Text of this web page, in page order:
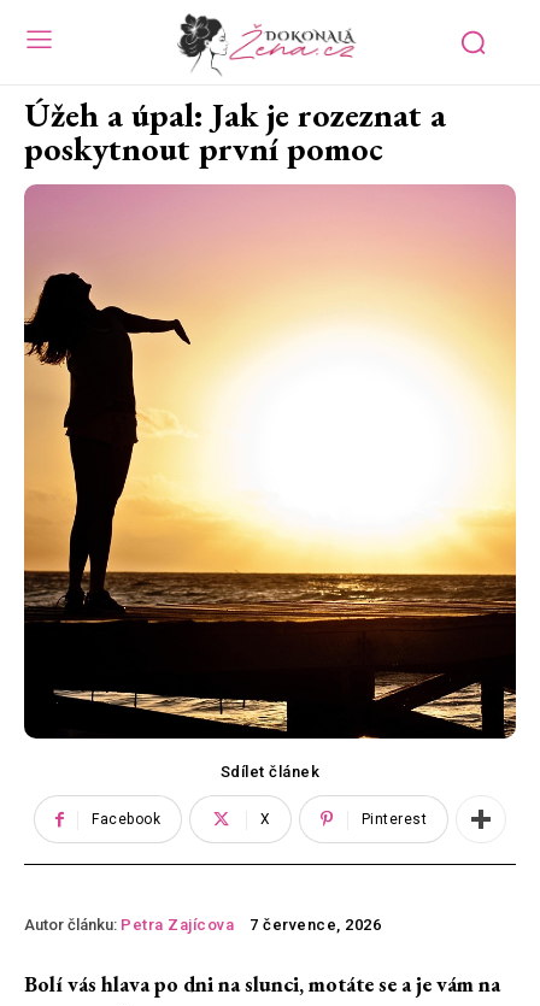
Úžeh a úpal: Jak je rozeznat a
poskytnout první pomoc
Sdílet článek
Facebook X Pinterest
Autor článku: Petra Zajícova 7 července, 2026
Bolí vás hlava po dni na slunci, motáte se a je vám na